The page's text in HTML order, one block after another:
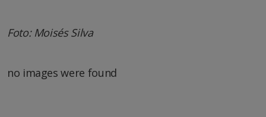
Foto: Moisés Silva
no images were found